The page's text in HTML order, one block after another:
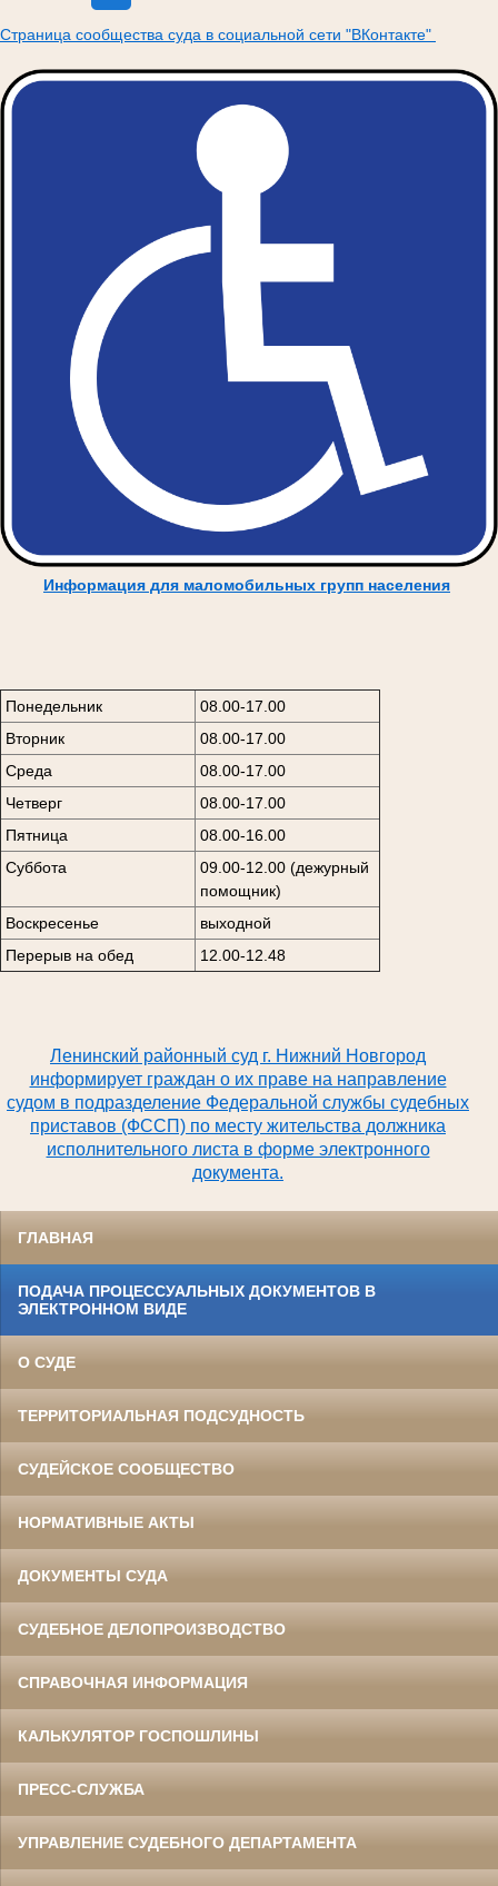
Страница сообщества суда в социальной сети "ВКонтакте"
Информация для маломобильных групп населения
Понедельник
08.00-17.00
Вторник
08.00-17.00
Среда
08.00-17.00
Четверг
08.00-17.00
Пятница
08.00-16.00
Суббота
09.00-12.00 (дежурный
помощник)
Воскресенье
выходной
Перерыв на обед
12.00-12.48
Ленинский районный суд г. Нижний Новгород
информирует граждан о их праве на направление
судом в подразделение Федеральной службы судебных
приставов (ФССП) по месту жительства должника
исполнительного листа в форме электронного
документа.
ГЛАВНАЯ
ПОДАЧА ПРОЦЕССУАЛЬНЫХ ДОКУМЕНТОВ В
ЭЛЕКТРОННОМ ВИДЕ
О СУДЕ
ТЕРРИТОРИАЛЬНАЯ ПОДСУДНОСТЬ
СУДЕЙСКОЕ СООБЩЕСТВО
НОРМАТИВНЫЕ АКТЫ
ДОКУМЕНТЫ СУДА
СУДЕБНОЕ ДЕЛОПРОИЗВОДСТВО
СПРАВОЧНАЯ ИНФОРМАЦИЯ
КАЛЬКУЛЯТОР ГОСПОШЛИНЫ
ПРЕСС-СЛУЖБА
УПРАВЛЕНИЕ СУДЕБНОГО ДЕПАРТАМЕНТА